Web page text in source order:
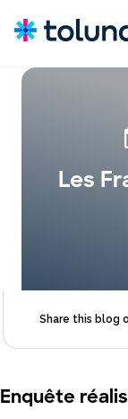
Les
Share this blog
Enquête